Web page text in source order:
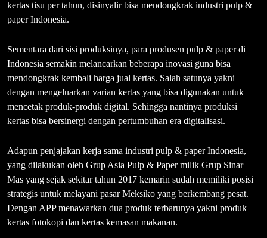
kertas tisu per tahun, disinyalir bisa mendongkrak industri pulp &
paper Indonesia.
Sementara dari sisi produksinya, para produsen pulp & paper di
Indonesia semakin melancarkan beberapa inovasi guna bisa
mendongkrak kembali harga jual kertas. Salah satunya yakni
dengan mengeluarkan varian kertas yang bisa digunakan untuk
mencetak produk-produk digital. Sehingga nantinya produksi
kertas bisa bersinergi dengan pertumbuhan era digitalisasi.
Adapun penjajakan kerja sama industri pulp & paper Indonesia,
yang dilakukan oleh Grup Asia Pulp & Paper milik Grup Sinar
Mas yang sejak sekitar tahun 2017 kemarin sudah memiliki posisi
strategis untuk melayani pasar Meksiko yang berkembang pesat.
Dengan APP menawarkan dua produk terbarunya yakni produk
kertas fotokopi dan kertas kemasan makanan.